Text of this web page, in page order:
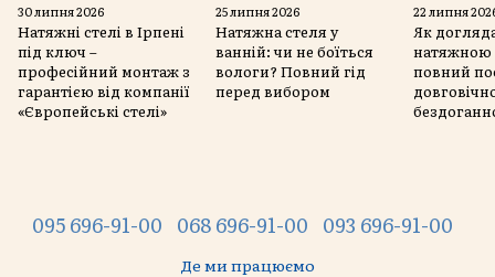
30 липня 2026
Натяжні стелі в Ірпені
під ключ –
професійний монтаж з
гарантією від компанії
«Європейські стелі»
25 липня 2026
Натяжна стеля у
ванній: чи не боїться
вологи? Повний гід
перед вибором
22 липня
Як
натяжною
повний
095 696-91-00 068 696-91-00 093 696-91-00
Де ми працюємо